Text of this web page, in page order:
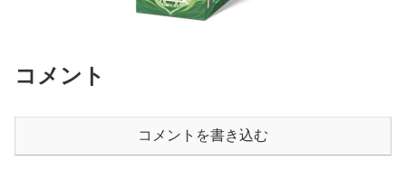
コメント
コメントを書き込む